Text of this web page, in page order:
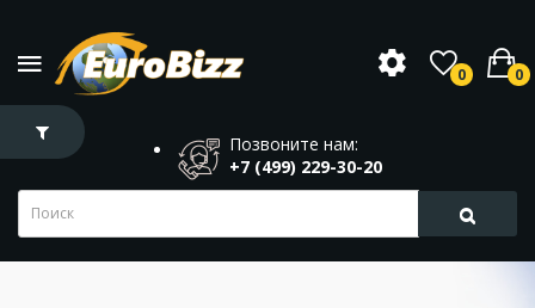
0 0
Позвоните нам:
+7 (499) 229-30-20